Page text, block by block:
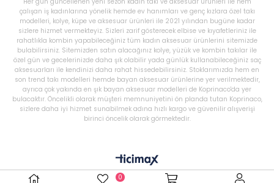
çalışan iş kadınlarına yönelik hemde ev hanımları ve genç kızlara özel takı
modelleri, kolye, küpe ve aksesuar ürünleri ile 2021 yılından bugüne kadar
sizlere hizmet vermekteyiz. Sizleri zarif gösterecek elbise ve kıyafetleriniz ile
rahatlıkla kombin yapabileceğiniz tüm kadın aksesuar ürünlerini sitemizde
bulabilirsiniz. Sitemizden satın alacağınız kolye, yüzük ve kombin takılar ile
özel gün ve gecelerinizde daha şık olabilir yada günlük kullanabileceğiniz saç
aksesuarları ile kendinizi daha rahat hissedebilirsiniz. Stoklarımızda hem en
son trend takı modelleri hemde bayan aksesuar ürünlerine yer verilmektedir,
ayrıca çok yakında en şık bayan aksesuar modelleri de Koprinaco'da yer
bulacaktır. Öncelikli olarak müşteri memnuniyetini ön planda tutan Koprinaco,
sizlere daha iyi hizmet sunabilmek adına hızlı kargo ve güvenilir alışverişi
birinci öncelik olarak görmektedir.
0